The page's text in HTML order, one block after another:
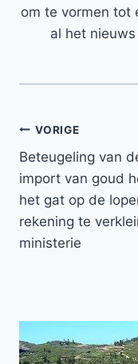
om te vormen tot
al het
Bericht
navigatie
VORIGE
Beteugeling van
import van goud
het gat op de
rekening te
ministerie